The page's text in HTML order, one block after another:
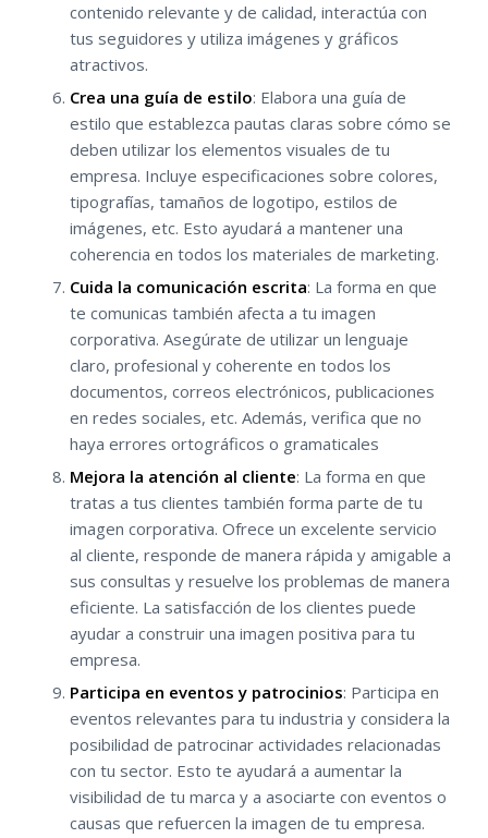
contenido relevante y de calidad, interactúa con
tus seguidores y utiliza imágenes y gráficos
atractivos.
Crea una guía de estilo: Elabora una guía de
estilo que establezca pautas claras sobre cómo se
deben utilizar los elementos visuales de tu
empresa. Incluye especificaciones sobre colores,
tipografías, tamaños de logotipo, estilos de
imágenes, etc. Esto ayudará a mantener una
coherencia en todos los materiales de marketing.
Cuida la comunicación escrita: La forma en que
te comunicas también afecta a tu imagen
corporativa. Asegúrate de utilizar un lenguaje
claro, profesional y coherente en todos los
documentos, correos electrónicos, publicaciones
en redes sociales, etc. Además, verifica que no
haya errores ortográficos o gramaticales
Mejora la atención al cliente: La forma en que
tratas a tus clientes también forma parte de tu
imagen corporativa. Ofrece un excelente servicio
al cliente, responde de manera rápida y amigable a
sus consultas y resuelve los problemas de manera
eficiente. La satisfacción de los clientes puede
ayudar a construir una imagen positiva para tu
empresa.
Participa en eventos y patrocinios: Participa en
eventos relevantes para tu industria y considera la
posibilidad de patrocinar actividades relacionadas
con tu sector. Esto te ayudará a aumentar la
visibilidad de tu marca y a asociarte con eventos o
causas que refuercen la imagen de tu empresa.